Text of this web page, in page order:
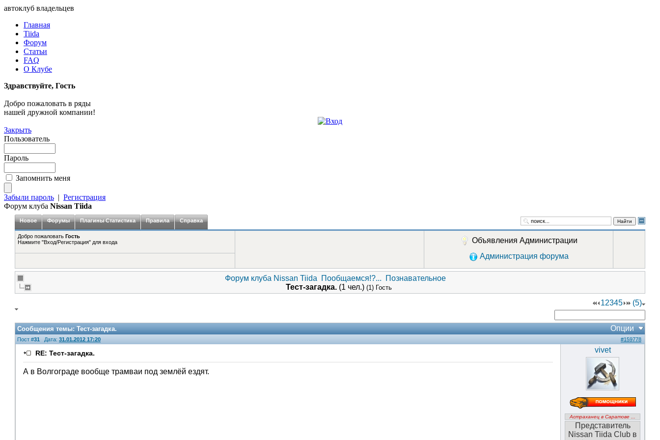
автоклуб владельцев
Главная
Tiida
Форум
Статьи
FAQ
О Клубе
Здравствуйте, Гость
Добро пожаловать в ряды
нашей дружной компании!
Закрыть
Пользователь
Пароль
Запомнить меня
Забыли пароль | Регистрация
Форум клуба Nissan Tiida
Новое Форумы Плагины Статистика Правила Справка Найти
Добро пожаловать Гость
Нажмите "Вход/Регистрация" для входа
Объявления Администрации
Администрация форума
Форум клуба Nissan Tiida Пообщаемся!?...
Познавательное
Тест-загадка. (1 чел.) (1) Гость
12345 (5)
Сообщения темы:Тест-загадка. Опции
Пост #31 Дата: 31.01.2012 17:20 #159778
RE: Тест-загадка.
А в Волгограде вообще трамваи под землёй ездят.
vivet
Астраханец в Саратове ...
Представитель
Nissan Tiida Club в